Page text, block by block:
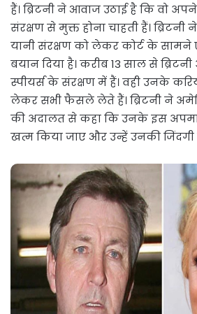
हैं। ब्रिटनी ने आवाज उठाई है कि वो
संरक्षण से मुक्त होना चाहती हैं। ब्रिटनी
यानी संरक्षण को लेकर कोर्ट के सामने
बयान दिया है। करीब 13 साल से
स्पीयर्स के संरक्षण में हैं। वही उनके
लेकर सभी फैसले लेते हैं। ब्रिटनी ने
की अदालत से कहा कि उनके इस
खत्म किया जाए और उन्हें उनकी जिंदगी